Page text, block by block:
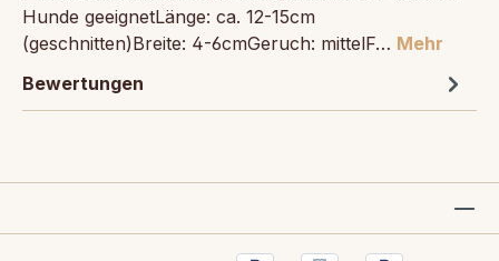
Hunde geeignetLänge: ca. 12-15cm
(geschnitten)Breite: 4-6cmGeruch: mittelF… Mehr
Bewertungen